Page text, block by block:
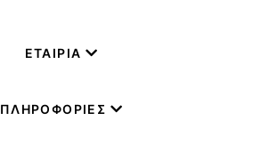
ΕΤΑΙΡΙΑ
ΠΛΗΡΟΦΟΡΙΕΣ